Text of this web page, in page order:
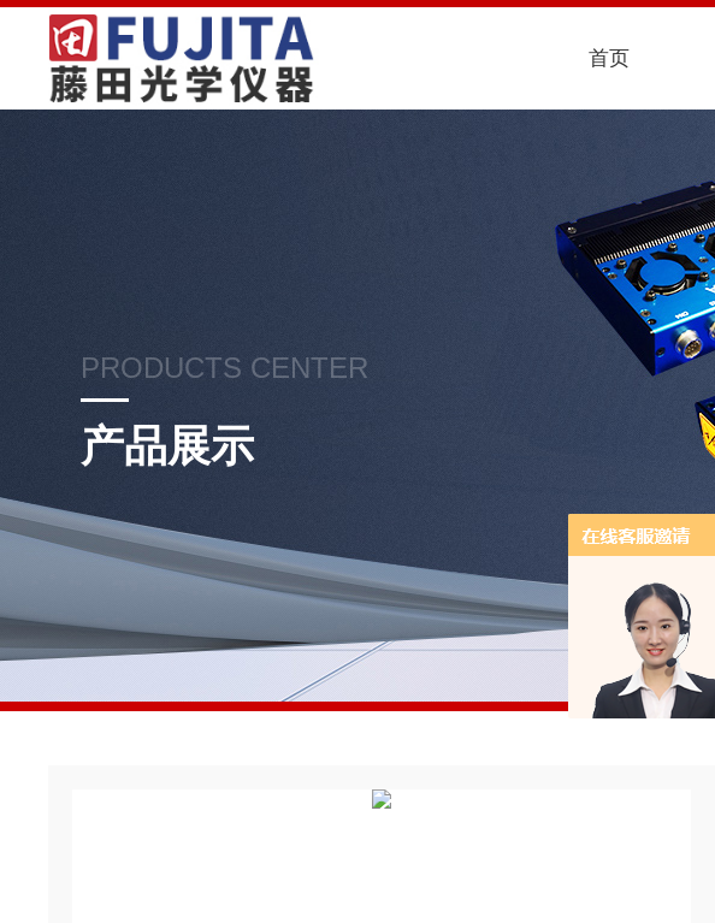
首页
PRODUCTS CENTER
产品展示